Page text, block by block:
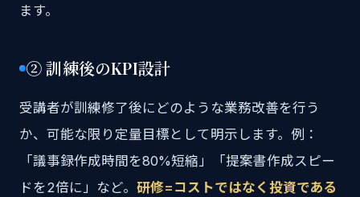
ます。
② 訓練後のKPI設計
受講者が訓練修了後にどのような業務改善を行う
か、可能な限り定量目標として明示します。例：
「議事録作成時間を80%短縮」「提案書作成スピー
ドを2倍に」など。 研修=コストではなく投資である